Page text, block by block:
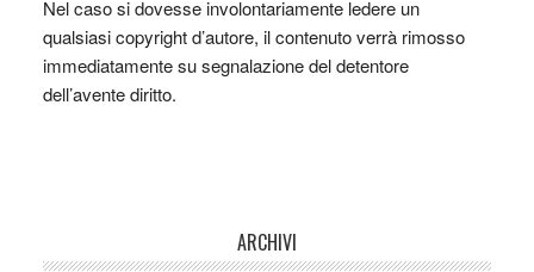
Nel caso si dovesse involontariamente ledere un
qualsiasi copyright d’autore, il contenuto verrà rimosso
immediatamente su segnalazione del detentore
dell’avente diritto.
ARCHIVI